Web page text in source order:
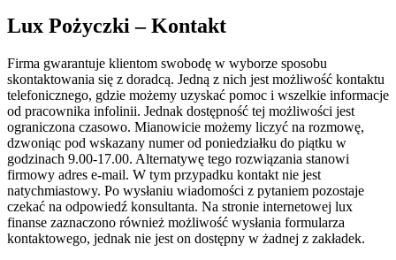
Lux Pożyczki – Kontakt
Firma gwarantuje klientom swobodę w wyborze sposobu
skontaktowania się z doradcą. Jedną z nich jest możliwość kontaktu
telefonicznego, gdzie możemy uzyskać pomoc i wszelkie informacje
od pracownika infolinii. Jednak dostępność tej możliwości jest
ograniczona czasowo. Mianowicie możemy liczyć na rozmowę,
dzwoniąc pod wskazany numer od poniedziałku do piątku w
godzinach 9.00-17.00. Alternatywę tego rozwiązania stanowi
firmowy adres e-mail. W tym przypadku kontakt nie jest
natychmiastowy. Po wysłaniu wiadomości z pytaniem pozostaje
czekać na odpowiedź konsultanta. Na stronie internetowej lux
finanse zaznaczono również możliwość wysłania formularza
kontaktowego, jednak nie jest on dostępny w żadnej z zakładek.